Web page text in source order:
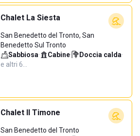
Chalet La Siesta
San Benedetto del Tronto, San
Benedetto Sul Tronto
Sabbiosa· Cabine· Doccia calda·
e altri 6…
Chalet Il Timone
San Benedetto del Tronto